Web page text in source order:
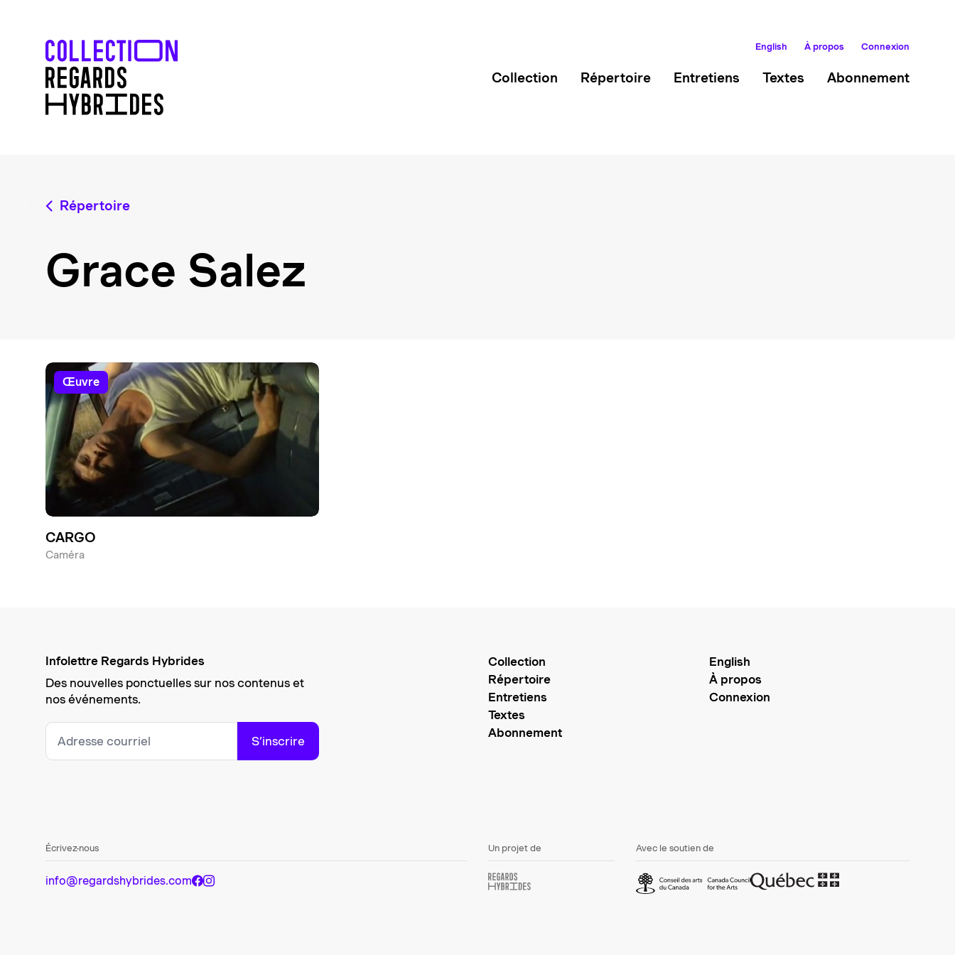
English À propos Connexion
Collection Répertoire Entretiens Textes Abonnement
Répertoire
Grace Salez
œuvre
CARGO
Caméra
Infolettre Regards Hybrides
Des nouvelles ponctuelles sur nos contenus et
nos événements.
S’inscrire
Collection
Répertoire
Entretiens
Textes
Abonnement
English
À propos
Connexion
Écrivez-nous
info@regardshybrides.com
Un projet de Avec le soutien de